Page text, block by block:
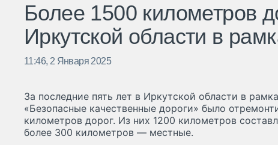
Более 1500 километров
Иркутской области в
11:46, 2 Января 2025
За последние пять лет в Иркутской области в
«Безопасные качественные дороги» было
километров дорог. Из них 1200 километров
более 300 километров — местные.